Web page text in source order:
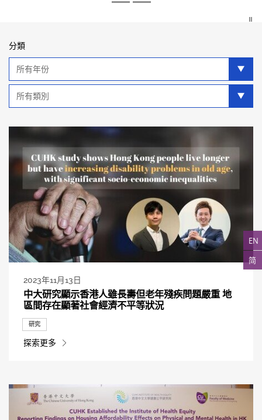
EN
简
分類
類
類
2023年11月13日
中大研究顯示香港人雖長壽但老年殘疾問題嚴重 地
區間存在顯著社會經濟不平等狀況
研究
探索更多